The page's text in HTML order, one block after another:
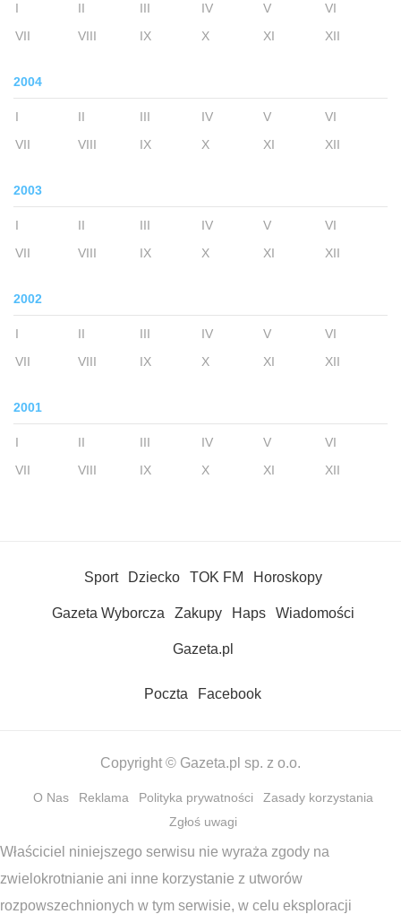
I II III IV V
VI
VII
VIII IX X XI XII
2004
I II III IV V
VI
VII
VIII IX X XI XII
2003
I II III IV V
VI
VII
VIII IX X XI XII
2002
I II III IV V
VI
VII
VIII IX X XI XII
2001
I II III IV V
VI
VII
VIII IX X XI XII
Sport Dziecko TOK FM Horoskopy
Gazeta Wyborcza Zakupy Haps Wiadomości
Gazeta.pl
Poczta Facebook
Copyright © Gazeta.pl sp. z o.o.
O Nas Reklama Polityka prywatności
Zasady korzystania
Zgłoś uwagi
Właściciel niniejszego serwisu nie wyraża zgody na
zwielokrotnianie ani inne korzystanie z utworów
rozpowszechnionych w tym serwisie, w celu eksploracji